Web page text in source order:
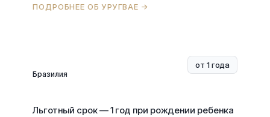
ПОДРОБНЕЕ ОБ УРУГВАЕ →
Бразилия
от 1 года
Льготный срок — 1 год при рождении ребенка